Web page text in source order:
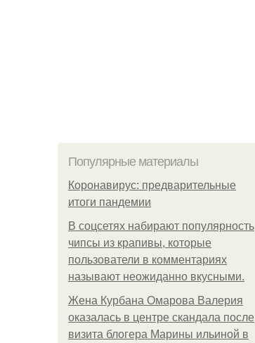
Популярные материалы
Коронавирус: предварительные
итоги пандемии
В соцсетях набирают популярность
чипсы из крапивы, которые
пользователи в комментариях
называют неожиданно вкусными.
Жена Курбана Омарова Валерия
оказалась в центре скандала после
визита блогера Марины ильиной в